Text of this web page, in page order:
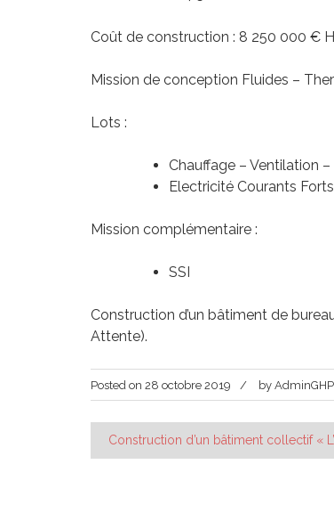
Coût de construction : 8 250 000 €
Mission de conception Fluides –
Lots :
Chauffage – Ventilation
Electricité Courants
Mission complémentaire :
SSI
Construction d’un bâtiment de
Attente).
Posted on 28 octobre 2019 by
Navigation
Construction d’un bâtiment collectif «